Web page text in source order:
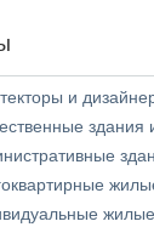
и
здания